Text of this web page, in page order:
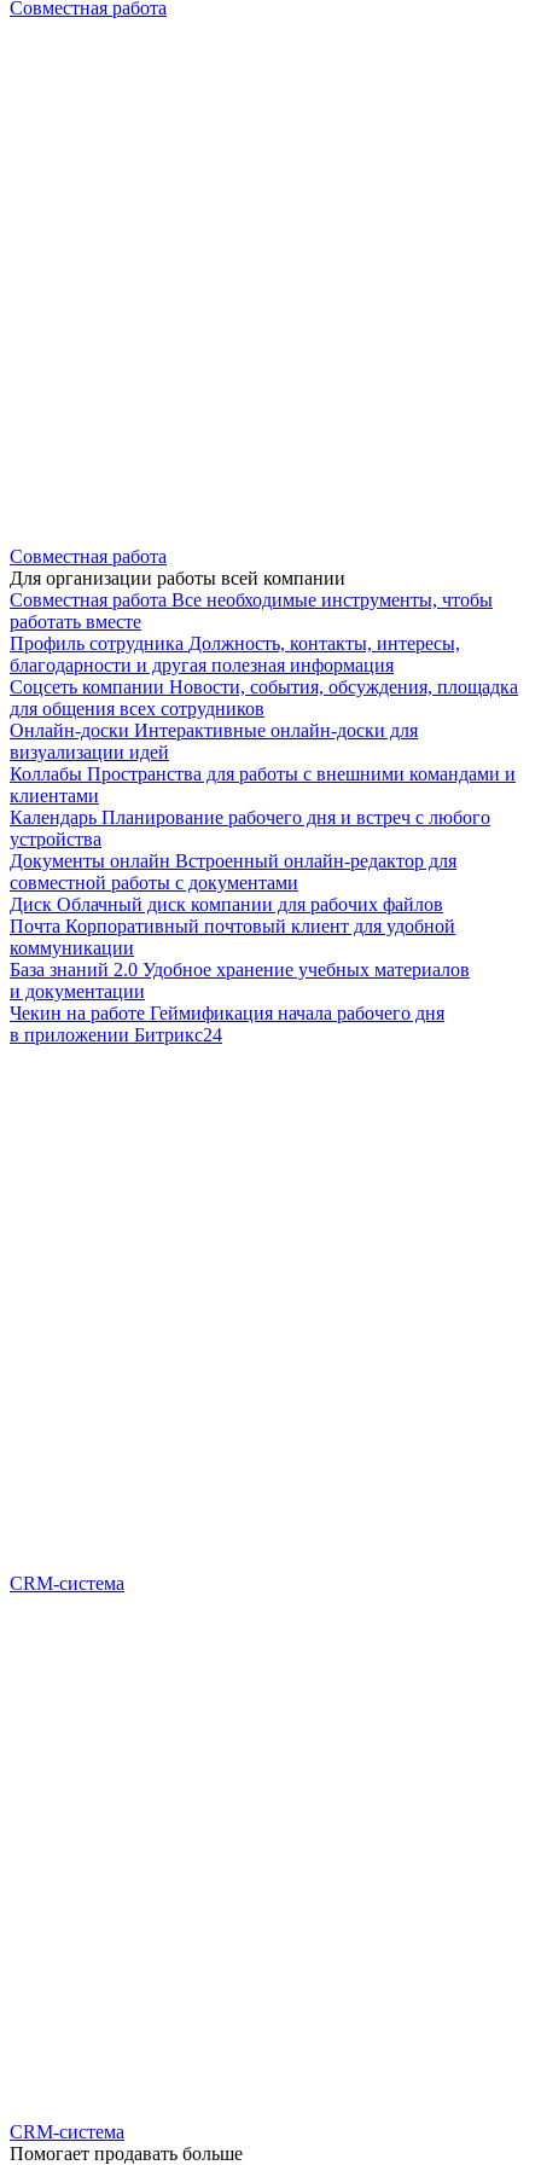
Совместная работа
Совместная работа
Для организации работы всей компании
Совместная работа Все необходимые инструменты, чтобы
работать вместе
Профиль сотрудника Должность, контакты, интересы,
благодарности и другая полезная информация
Соцсеть компании Новости, события, обсуждения, площадка
для общения всех сотрудников
Онлайн-доски Интерактивные онлайн-доски для
визуализации идей
Коллабы Пространства для работы с внешними командами и
клиентами
Календарь Планирование рабочего дня и встреч с любого
устройства
Документы онлайн Встроенный онлайн-редактор для
совместной работы с документами
Диск Облачный диск компании для рабочих файлов
Почта Корпоративный почтовый клиент для удобной
коммуникации
База знаний 2.0 Удобное хранение учебных материалов
и документации
Чекин на работе Геймификация начала рабочего дня
в приложении Битрикс24
CRM-система
CRM-система
Помогает продавать больше